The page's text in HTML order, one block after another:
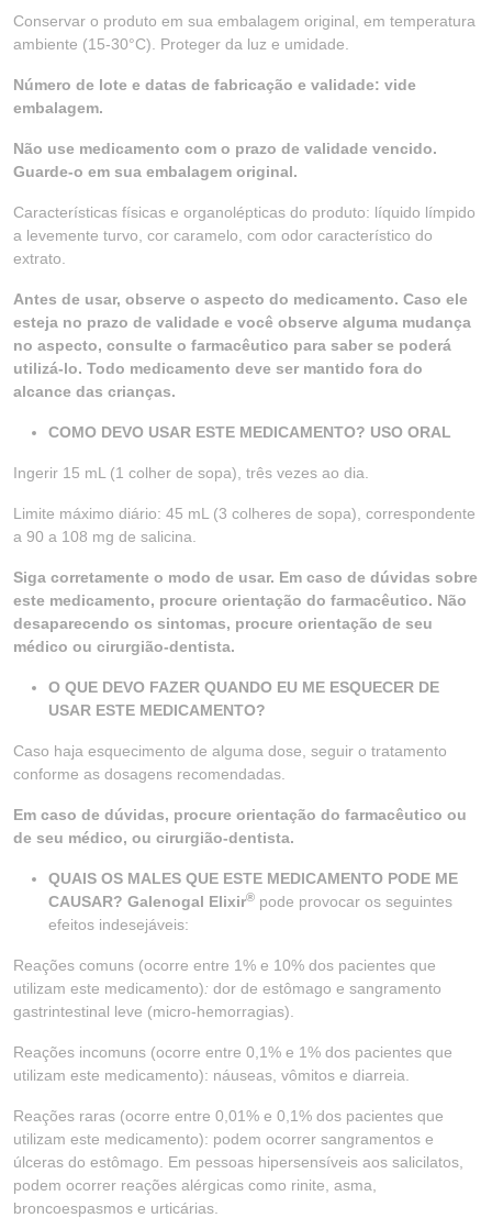
Conservar o produto em sua embalagem original, em temperatura
ambiente (15-30°C). Proteger da luz e umidade.
Número de lote e datas de fabricação e validade: vide
embalagem.
Não use medicamento com o prazo de validade vencido.
Guarde-o em sua embalagem original.
Características físicas e organolépticas do produto: líquido límpido
a levemente turvo, cor caramelo, com odor característico do
extrato.
Antes de usar, observe o aspecto do medicamento. Caso ele
esteja no prazo de validade e você observe alguma mudança
no aspecto, consulte o farmacêutico para saber se poderá
utilizá-lo. Todo medicamento deve ser mantido fora do
alcance das crianças.
COMO DEVO USAR ESTE MEDICAMENTO? USO ORAL
Ingerir 15 mL (1 colher de sopa), três vezes ao dia.
Limite máximo diário: 45 mL (3 colheres de sopa), correspondente
a 90 a 108 mg de salicina.
Siga corretamente o modo de usar. Em caso de dúvidas sobre
este medicamento, procure orientação do farmacêutico. Não
desaparecendo os sintomas, procure orientação de seu
médico ou cirurgião-dentista.
O QUE DEVO FAZER QUANDO EU ME ESQUECER DE
USAR ESTE MEDICAMENTO?
Caso haja esquecimento de alguma dose, seguir o tratamento
conforme as dosagens recomendadas.
Em caso de dúvidas, procure orientação do farmacêutico ou
de seu médico, ou cirurgião-dentista.
QUAIS OS MALES QUE ESTE MEDICAMENTO PODE ME
CAUSAR? Galenogal Elixir® pode provocar os seguintes
efeitos indesejáveis:
Reações comuns (ocorre entre 1% e 10% dos pacientes que
utilizam este medicamento): dor de estômago e sangramento
gastrintestinal leve (micro-hemorragias).
Reações incomuns (ocorre entre 0,1% e 1% dos pacientes que
utilizam este medicamento): náuseas, vômitos e diarreia.
Reações raras (ocorre entre 0,01% e 0,1% dos pacientes que
utilizam este medicamento): podem ocorrer sangramentos e
úlceras do estômago. Em pessoas hipersensíveis aos salicilatos,
podem ocorrer reações alérgicas como rinite, asma,
broncoespasmos e urticárias.